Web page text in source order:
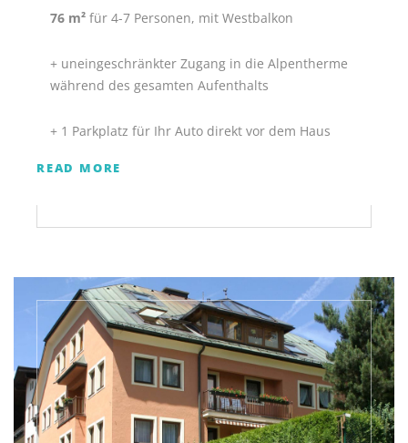
76 m² für 4-7 Personen, mit Westbalkon
+ uneingeschränkter Zugang in die Alpentherme
während des gesamten Aufenthalts
+ 1 Parkplatz für Ihr Auto direkt vor dem Haus
READ MORE